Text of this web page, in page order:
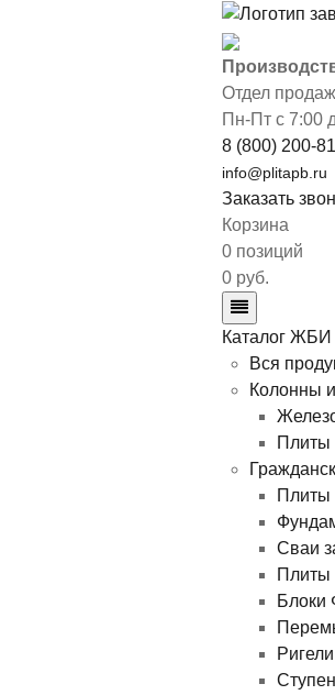
Отдел
Пн-Пт с 7:00
8 (800) 200-
info@plitapb.ru
Заказать
Корзина
0 позиций
0 руб.
Каталог ЖБИ
Вся
Колонны
Плиты
Плиты
Сваи
Плиты
Блоки
Ригели